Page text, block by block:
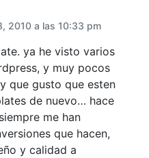
2010 a las 10:33 pm
ya he visto varios
y muy pocos
que gusto que esten
de nuevo… hace
me han
que hacen,
y calidad a